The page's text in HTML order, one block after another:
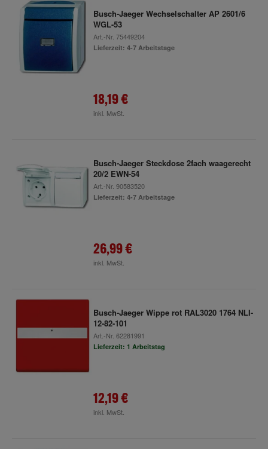
Busch-Jaeger Wechselschalter AP 2601/6
WGL-53
Art.-Nr. 75449204
Lieferzeit: 4-7 Arbeitstage
18,19 €
inkl. MwSt.
Busch-Jaeger Steckdose 2fach waagerecht
20/2 EWN-54
Art.-Nr. 90583520
Lieferzeit: 4-7 Arbeitstage
26,99 €
inkl. MwSt.
Busch-Jaeger Wippe rot RAL3020 1764 NLI-
12-82-101
Art.-Nr. 62281991
Lieferzeit: 1 Arbeitstag
12,19 €
inkl. MwSt.